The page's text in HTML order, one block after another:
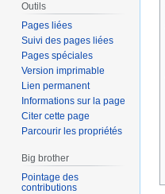
Outils
Pages liées
Suivi des pages liées
Pages spéciales
Version imprimable
Lien permanent
Informations sur la page
Citer cette page
Parcourir les propriétés
Big brother
Pointage des
contributions